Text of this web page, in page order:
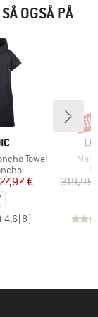
OGSÅ PÅ
Towel
pris
27,97 €
4,6(8)
319,95
til